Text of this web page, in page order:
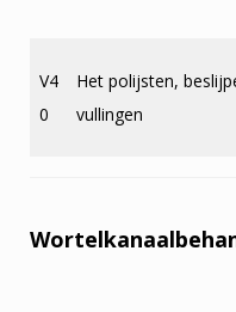
V4
0
Het polijsten,
vullingen